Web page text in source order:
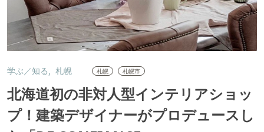
学ぶ／知る 札幌 札幌 札幌市
北海道初の非対人型インテリアショッ
プ！建築デザイナーがプロデュースし